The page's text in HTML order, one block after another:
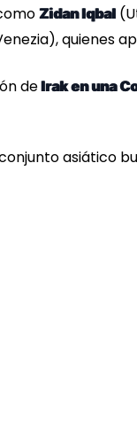
Zidan Iqbal
quienes
deIrak en una
asiático